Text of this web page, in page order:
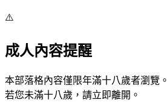
⚠️
成人內容提醒
本部落格內容僅限年滿十八歲者瀏覽。
若您未滿十八歲，請立即離開。